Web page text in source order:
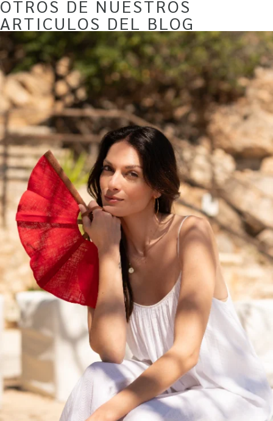
OTROS DE NUESTROS
ARTICULOS DEL BLOG